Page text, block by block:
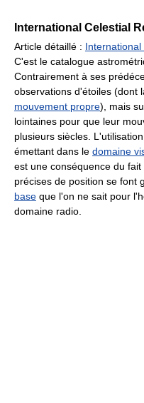
International Celestial
Article détaillé :
C'est le catalogue
Contrairement à ses
observations d'étoiles (dont
mouvement propre), mais
lointaines pour que leur
plusieurs siècles.
émettant dans le domaine
est une conséquence du
précises de position se font
base que l'on ne sait pour
domaine radio.